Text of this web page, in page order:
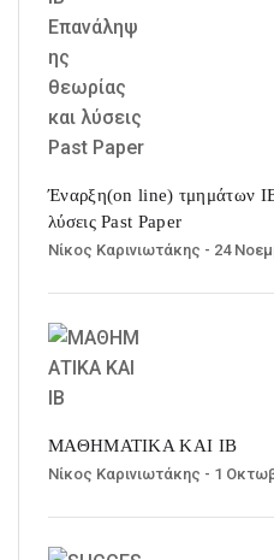
Έναρξη(on line) τμημάτων
λύσεις Past Paper
Νίκος Καρινιωτάκης - 24
ΜΑΘΗΜΑΤΙΚΑ ΚΑΙ ΙΒ
Νίκος Καρινιωτάκης - 1